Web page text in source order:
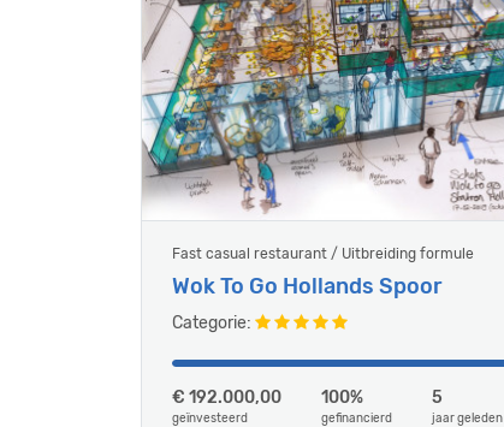
Fast casual restaurant / Uitbreiding formule
Wok To Go Hollands Spoor
Categorie:
€ 192.000,00
geïnvesteerd
100%
gefinancierd
5
jaar geleden